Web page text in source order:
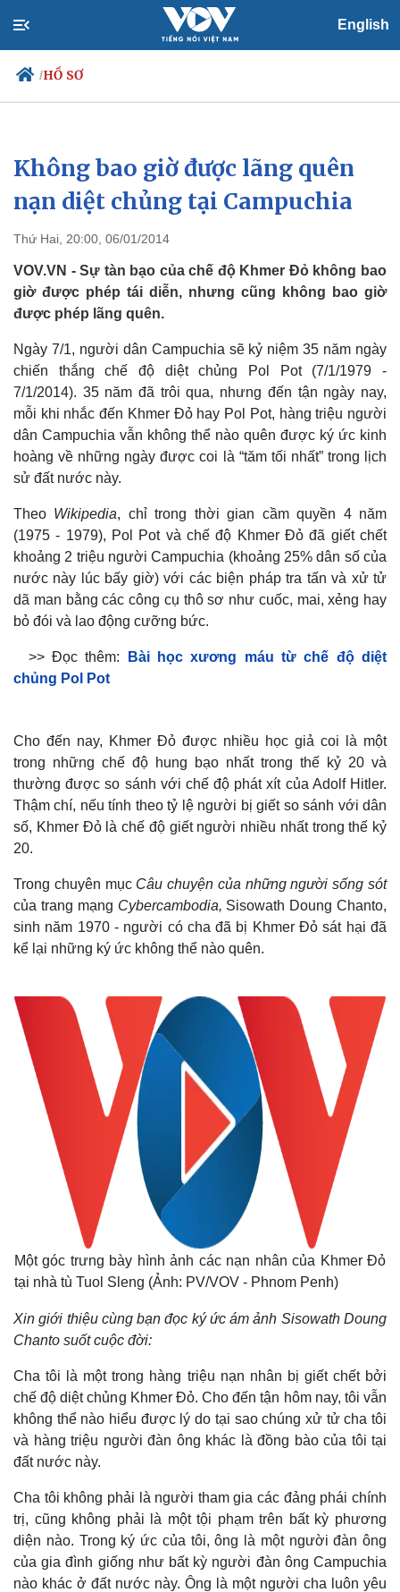
English
/HỒ SƠ
Chính trị
Tổ chức nhân sự
Nhận diện sự thật
Xã hội
Tin 24h
Dự báo thời tiết
Việc làm
Biển đảo
Thế giới
Cuộc sống đó đây
Hồ sơ
Ảnh
E-Magazine
Infographic
Không bao giờ được lãng quên
nạn diệt chủng tại Campuchia
Thứ Hai, 20:00, 06/01/2014
VOV.VN - Sự tàn bạo của chế độ Khmer Đỏ không bao
giờ được phép tái diễn, nhưng cũng không bao giờ
được phép lãng quên.
Ngày 7/1, người dân Campuchia sẽ kỷ niệm 35 năm ngày
chiến thắng chế độ diệt chủng Pol Pot (7/1/1979 -
7/1/2014). 35 năm đã trôi qua, nhưng đến tận ngày nay,
mỗi khi nhắc đến Khmer Đỏ hay Pol Pot, hàng triệu người
dân Campuchia vẫn không thể nào quên được ký ức kinh
hoàng về những ngày được coi là “tăm tối nhất” trong lịch
sử đất nước này.
Theo Wikipedia, chỉ trong thời gian cầm quyền 4 năm
(1975 - 1979), Pol Pot và chế độ Khmer Đỏ đã giết chết
khoảng 2 triệu người Campuchia (khoảng 25% dân số của
nước này lúc bấy giờ) với các biện pháp tra tấn và xử tử
dã man bằng các công cụ thô sơ như cuốc, mai, xẻng hay
bỏ đói và lao động cưỡng bức.
>> Đọc thêm:
Bài học xương máu từ chế độ diệt
chủng Pol Pot
Cho đến nay, Khmer Đỏ được nhiều học giả coi là một
trong những chế độ hung bạo nhất trong thế kỷ 20 và
thường được so sánh với chế độ phát xít của Adolf Hitler.
Thậm chí, nếu tính theo tỷ lệ người bị giết so sánh với dân
số, Khmer Đỏ là chế độ giết người nhiều nhất trong thế kỷ
20.
Trong chuyên mục Câu chuyện của những người sống sót
của trang mạng Cybercambodia, Sisowath Doung Chanto,
sinh năm 1970 - người có cha đã bị Khmer Đỏ sát hại đã
kể lại những ký ức không thể nào quên.
Một góc trưng bày hình ảnh các nạn nhân của Khmer Đỏ
tại nhà tù Tuol Sleng (Ảnh: PV/VOV - Phnom Penh)
Xin giới thiệu cùng bạn đọc ký ức ám ảnh Sisowath Doung
Chanto suốt cuộc đời:
Cha tôi là một trong hàng triệu nạn nhân bị giết chết bởi
chế độ diệt chủng Khmer Đỏ. Cho đến tận hôm nay, tôi vẫn
không thể nào hiểu được lý do tại sao chúng xử tử cha tôi
và hàng triệu người đàn ông khác là đồng bào của tôi tại
đất nước này.
Cha tôi không phải là người tham gia các đảng phái chính
trị, cũng không phải là một tội phạm trên bất kỳ phương
diện nào. Trong ký ức của tôi, ông là một người đàn ông
của gia đình giống như bất kỳ người đàn ông Campuchia
nào khác ở đất nước này. Ông là một người cha luôn yêu